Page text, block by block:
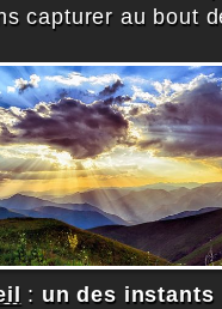
capturer au bout
: un des instants